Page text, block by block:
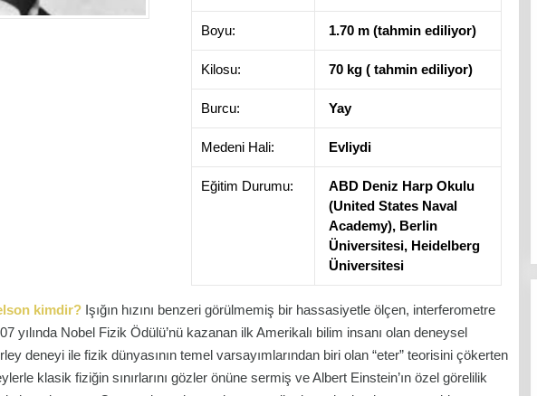
Boyu: 1.70 m (tahmin ediliyor)
Kilosu: 70 kg ( tahmin ediliyor)
Burcu: Yay
Medeni Hali: Evliydi
Eğitim Durumu:
ABD Deniz Harp Okulu
(United States Naval
Academy), Berlin
Üniversitesi, Heidelberg
Üniversitesi
kimdir? Işığın hızını benzeri görülmemiş bir hassasiyetle ölçen, interferometre
yılında Nobel Fizik Ödülü’nü kazanan ilk Amerikalı bilim insanı olan deneysel
deneyi ile fizik dünyasının temel varsayımlarından biri olan “eter” teorisini çökerten
klasik fiziğin sınırlarını gözler önüne sermiş ve Albert Einstein’ın özel görelilik